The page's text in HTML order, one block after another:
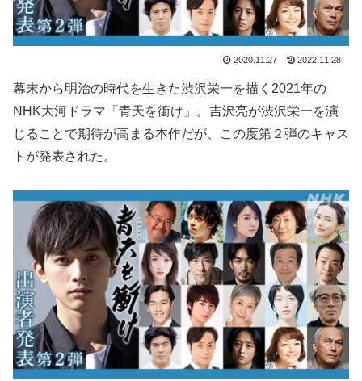
2020.11.27 2022.11.28
幕末から明治の時代を生きた渋沢栄一を描く2021年の
NHK大河ドラマ「青天を衝け」。吉沢亮が渋沢栄一を演
じることで期待が高まる本作だが、この度第２弾のキャス
トが発表された。